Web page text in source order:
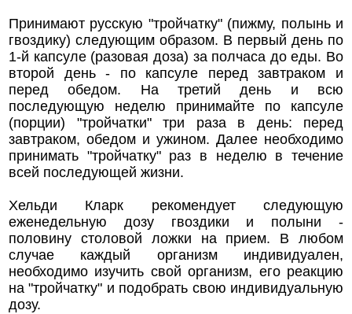
Принимают русскую "тройчатку" (пижму, полынь и
гвоздику) следующим образом. В первый день по
1-й капсуле (разовая доза) за полчаса до еды. Во
второй день - по капсуле перед завтраком и
перед обедом. На третий день и всю
последующую неделю принимайте по капсуле
(порции) "тройчатки" три раза в день: перед
завтраком, обедом и ужином. Далее необходимо
принимать "тройчатку" раз в неделю в течение
всей последующей жизни.
Хельди Кларк рекомендует следующую
еженедельную дозу гвоздики и полыни -
половину столовой ложки на прием. В любом
случае каждый организм индивидуален,
необходимо изучить свой организм, его реакцию
на "тройчатку" и подобрать свою индивидуальную
дозу.